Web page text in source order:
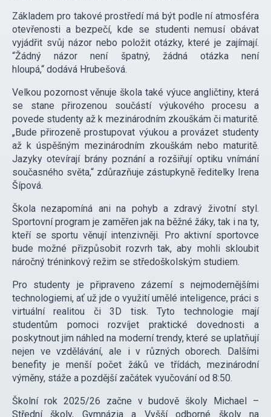
Základem pro takové prostředí má být podle ní atmosféra
otevřenosti a bezpečí, kde se studenti nemusí obávat
vyjádřit svůj názor nebo položit otázky, které je zajímají.
“Žádný názor není špatný, žádná otázka není
hloupá,“ dodává Hrubešová.
Velkou pozornost věnuje škola také výuce angličtiny, která
se stane přirozenou součástí výukového procesu a
povede studenty až k mezinárodním zkouškám či maturitě.
„Bude přirozeně prostupovat výukou a provázet studenty
až k úspěšným mezinárodním zkouškám nebo maturitě.
Jazyky otevírají brány poznání a rozšiřují optiku vnímání
současného světa,“ zdůrazňuje zástupkyně ředitelky Irena
Šípová.
Škola nezapomíná ani na pohyb a zdravý životní styl.
Sportovní program je zaměřen jak na běžné žáky, tak i na ty,
kteří se sportu věnují intenzivněji. Pro aktivní sportovce
bude možné přizpůsobit rozvrh tak, aby mohli skloubit
náročný tréninkový režim se středoškolským studiem.
Pro studenty je připraveno zázemí s nejmodernějšími
technologiemi, ať už jde o využití umělé inteligence, práci s
virtuální realitou či 3D tisk. Tyto technologie mají
studentům pomoci rozvíjet praktické dovednosti a
poskytnout jim náhled na moderní trendy, které se uplatňují
nejen ve vzdělávání, ale i v různých oborech. Dalšími
benefity je menší počet žáků ve třídách, mezinárodní
výměny, stáže a pozdější začátek vyučování od 8:50.
Školní rok 2025/26 začne v budově školy Michael –
Střední školy, Gymnázia a Vyšší odborné školy na